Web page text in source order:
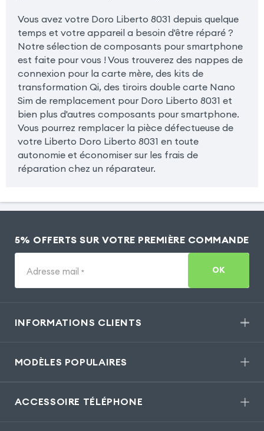
Vous avez votre Doro Liberto 8031 depuis quelque
temps et votre appareil a besoin d'être réparé ?
Notre sélection de composants pour smartphone
est faite pour vous ! Vous trouverez des nappes de
connexion pour la carte mère, des kits de
transformation Qi, des tiroirs double carte Nano
Sim de remplacement pour Doro Liberto 8031 et
bien plus d'autres composants pour smartphone.
Vous pourrez remplacer la pièce défectueuse de
votre Liberto Doro Liberto 8031 en toute
autonomie et économiser sur les frais de
réparation chez un réparateur.
5% OFFERTS SUR VOTRE PREMIÈRE COMMANDE
Adresse mail * OK
INFORMATIONS CLIENTS
MODÈLES POPULAIRES
ACCESSOIRE TÉLÉPHONE